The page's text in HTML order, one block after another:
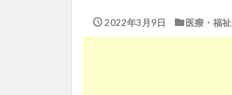
2022年3月9日 医療・福祉